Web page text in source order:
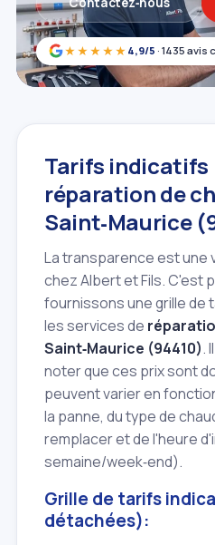
★★★★★ 4,9/5 · 1435 avis
Tarifs indicatifs
réparation de
Saint‑Maurice
La transparence est une
chez Albert et Fils. C'est
fournissons une grille de
les services de
Saint‑Maurice (94410).
noter que ces prix sont
peuvent varier en
la panne, du type de
remplacer et de l'heure
semaine/week‑end).
Grille de tarifs
détachées):